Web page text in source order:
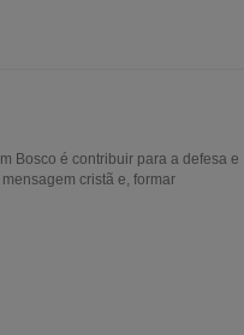
Bosco é contribuir para a defesa e
cristã e, formar